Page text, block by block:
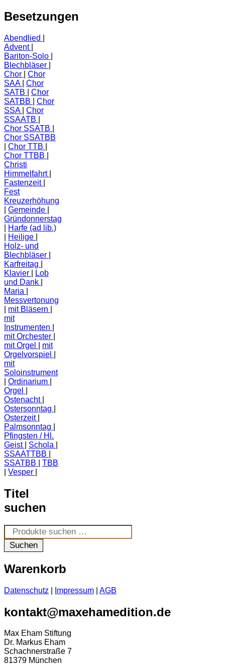
Besetzungen
Abendlied
Advent
Bariton-Solo
Blechbläser
Chor
Chor
SAA
Chor
SATB
Chor
SATBB
Chor
SSA
Chor
SSAATB
Chor SSATB
Chor SSATBB
Chor TTB
Chor TTBB
Christi
Himmelfahrt
Fastenzeit
Fest
Kreuzerhöhung
Gemeinde
Gründonnerstag
Harfe (ad lib.)
Heilige
Holz- und
Blechbläser
Karfreitag
Klavier
Lob
und Dank
Maria
Messvertonung
mit Bläsern
mit
Instrumenten
mit Orchester
mit Orgel
mit
Orgelvorspiel
mit
Soloinstrument
Ordinarium
Orgel
Ostenacht
Ostersonntag
Osterzeit
Palmsonntag
Pfingsten / Hl.
Geist
Schola
SSAATTBB
SSATBB
TBB
Vesper
Titel
suchen
Suchen
nach:
Suchen
Warenkorb
Datenschutz Impressum AGB
kontakt@maxehamedition.de
Max Eham Stiftung
Dr. Markus Eham
Schachnerstraße 7
81379 München